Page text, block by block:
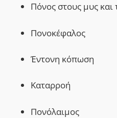
Πόνος στους μυς και
Πονοκέφαλος
Έντονη κόπωση
Καταρροή
Πονόλαιμος